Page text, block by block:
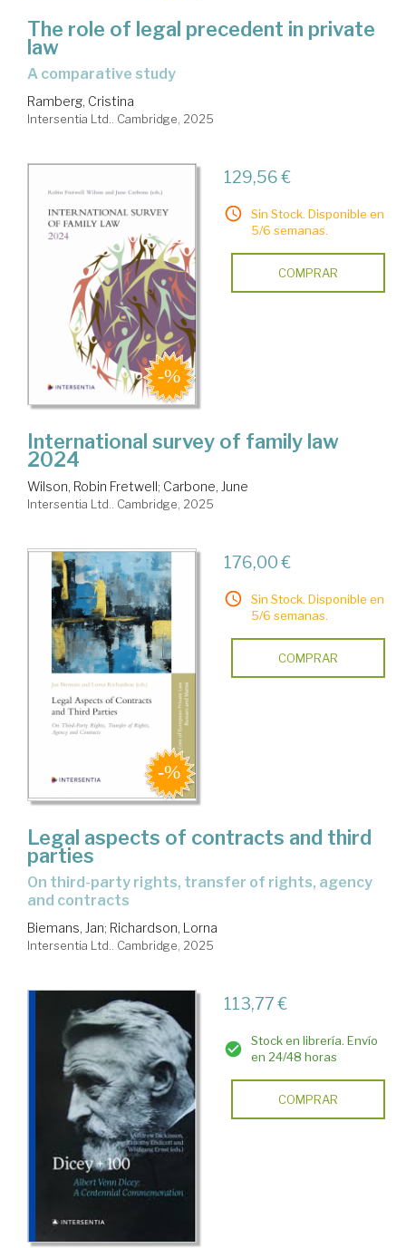
The role of legal precedent in private
law
a comparative study
Ramberg, Cristina
Intersentia Ltd.. Cambridge, 2025
129,56 €
Sin Stock. Disponible en
5/6 semanas.
COMPRAR
International survey of family law
2024
Wilson, Robin Fretwell; Carbone, June
Intersentia Ltd.. Cambridge, 2025
176,00 €
Sin Stock. Disponible en
5/6 semanas.
COMPRAR
Legal aspects of contracts and third
parties
on third-party rights, transfer of rights, agency
and contracts
Biemans, Jan; Richardson, Lorna
Intersentia Ltd.. Cambridge, 2025
113,77 €
Stock en librería. Envío
en 24/48 horas
COMPRAR